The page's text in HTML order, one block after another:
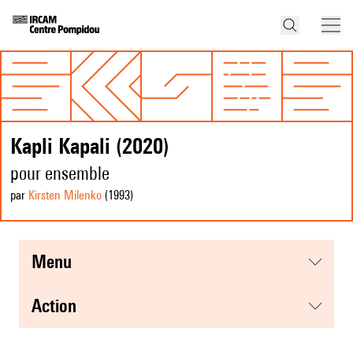
Kapli Kapali (2020)
pour ensemble
par Kirsten Milenko (1993)
menu
action